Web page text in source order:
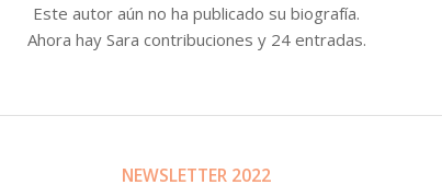
Este autor aún no ha publicado su biografía.
Ahora hay Sara contribuciones y 24 entradas.
NEWSLETTER 2022